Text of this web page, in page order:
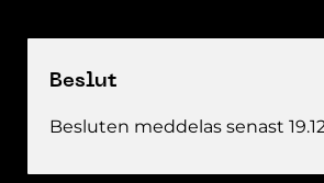
Beslut
Besluten meddelas senast